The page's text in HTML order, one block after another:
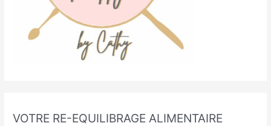
VOTRE RE-EQUILIBRAGE ALIMENTAIRE